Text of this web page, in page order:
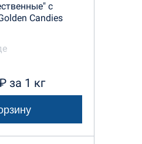
с
Candies
за 1 кг